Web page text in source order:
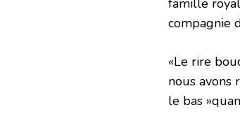
famille
compagnie
«Le rire
nous avons
le bas